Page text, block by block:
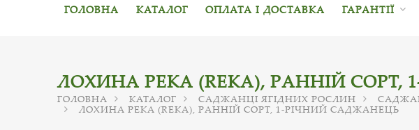
ГОЛОВНА КАТАЛОГ ОПЛАТА І ДОСТАВКА ГАРАНТІЇ
ЛОХИНА РЕКА (REKA), РАННІЙ
ГОЛОВНА КАТАЛОГ САДЖАНЦІ ЯГІДНИХ РОСЛИН
ЛОХИНА РЕКА (REKA), РАННІЙ СОРТ, 1-РІЧНИЙ САДЖАНЕЦЬ